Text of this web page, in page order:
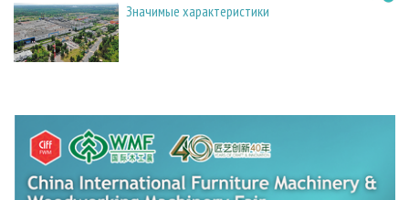
Значимые характеристики